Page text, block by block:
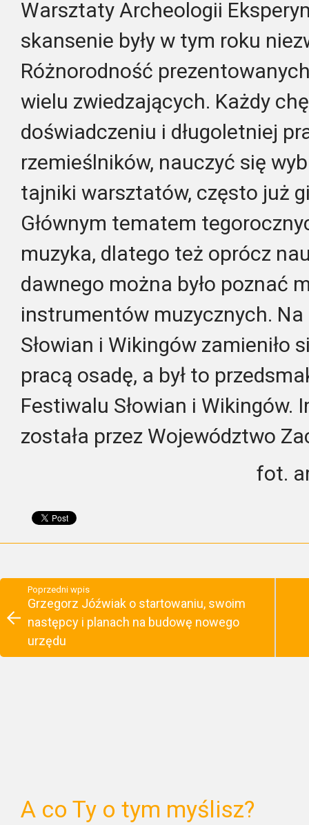
Warsztaty Archeologii
skansenie były w tym roku
Różnorodność
wielu zwiedzających. Każdy
doświadczeniu i długoletniej
rzemieślników, nauczyć się
tajniki warsztatów, często już
Głównym tematem
muzyka, dlatego też oprócz
dawnego można było poznać
instrumentów muzycznych.
Słowian i Wikingów zamieniło
pracą osadę, a był to
Festiwalu Słowian i Wikingów.
została przez Województwo
fot.
Poprzedni wpis
Grzegorz Jóźwiak o startowaniu, swoim
następcy i planach na budowę nowego
urzędu
A co Ty o tym myślisz?